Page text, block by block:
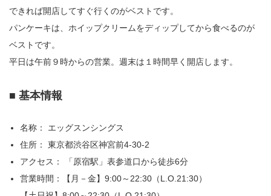
できれば開店してすぐ行くのがベストです。
パンケーキは、ホイップクリームをディップしてから食べるのが
ベストです。
平日は午前９時からの営業。週末は１時間早く開店します。
■ 基本情報
名称： エッグスンシングス
住所： 東京都渋谷区神宮前4-30-2
アクセス： 「原宿駅」表参道口から徒歩6分
営業時間：【月－金】9:00～22:30（L.O.21:30）